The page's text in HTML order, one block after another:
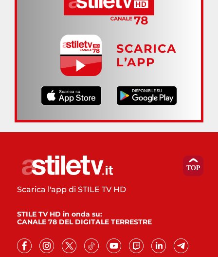
SCARICA
L’APP
Scarica l'app di STILE TV HD
STILE TV HD in onda su:
CANALE 78 DEL DIGITALE TERRESTRE